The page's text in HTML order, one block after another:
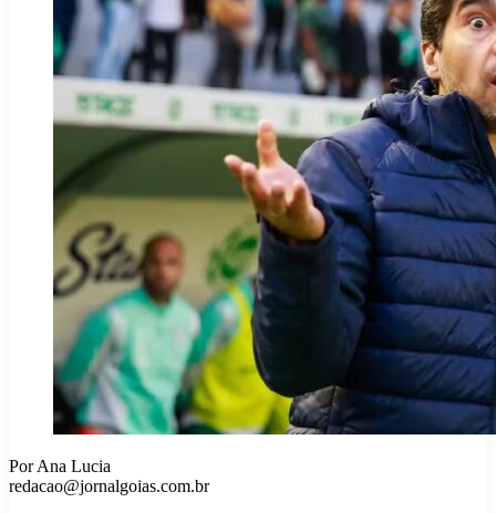
Por Ana Lucia
redacao@jornalgoias.com.br